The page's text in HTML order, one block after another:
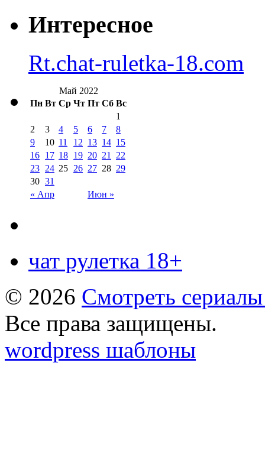
Интересное
Rt.chat-ruletka-18.com
Май 2022
Пн Вт Ср Чт Пт Сб Вс
« Апр Июн »
1
2
3 4 5 6 7
8
9
10 11 12 13 14 15
16 17 18 19 20 21
22
23 24 25 26 27 28 29
30 31
чат рулетка 18+
© 2026 Смотреть
Все права защищены.
wordpress шаблоны